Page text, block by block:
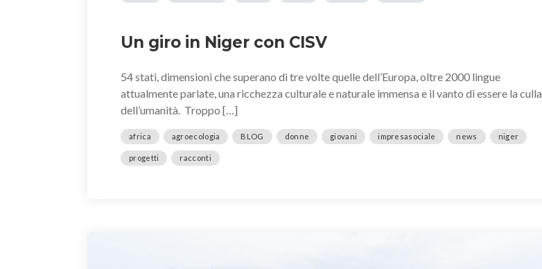
Un giro in Niger con CISV
54 stati, dimensioni che superano di tre volte quelle dell’Europa, oltre 2000 lingue
attualmente parlate, una ricchezza culturale e naturale immensa e il vanto di essere la culla
dell’umanità. Troppo […]
africa agroecologia BLOG donne giovani impresasociale news niger
progetti racconti